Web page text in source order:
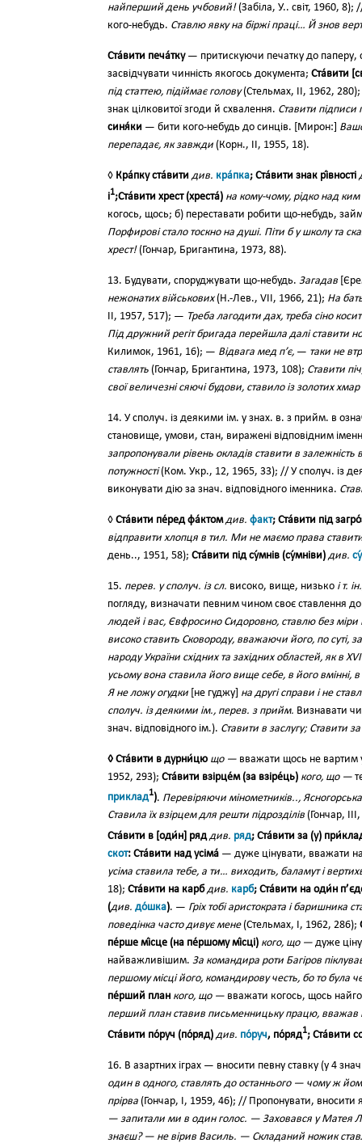
найперший день учбовий!(Забіла, У.. світ, 1960, 8);
кого-небудь. Ставлю явку на біржі праці… Й знов
Ста́вити печа́тку— притискуючи печатку до паперу,
засвідчувати чинність якогось документа; Ста́вити
під статтею, підіймає голову(Стельмах, II, 1962, 280);
знак цілковитої згоди й схвалення. Ставити підписи
синя́ки — бити кого-небудь до синців. [Мирон:]
перепадає, як завжди (Корн., II, 1955, 18).
◊ Кра́пку ста́вити див. кра́пка; Ста́вити знак рі́вності
і1;Ста́вити хрест (хреста́) на кому-чому, рідко над
когось, щось; б) переставати робити що-небудь,
Порфирові стало тоскно на душі. Піти б у школу та
хрест!(Гончар, Бригантина, 1973, 88).
13. Будувати, споруджувати що-небудь. Загадав
нежонатих військових(Н.-Лев., VII, 1966, 21); На
ІІ, 1957, 517); — Треба лагодити дах, треба сіно
Під дружний регіт бригада перейшла далі ставити
Килимок, 1961, 16); — Відвага мед п’є, — таки не
ставлять (Гончар, Бригантина, 1973, 108); Ставити
свої величезні сяючі будови, ставило із золотих
14. У сполуч. із деякими ім. у знах. в. з прийм. в
становище, умови, стан, виражені відповідним
запропонували рівень окладів ставити в залежність
потужності(Ком. Укр., 12, 1965, 33); // У сполуч. із
виконувати дію за знач. відповідного іменника.
◊ Ста́вити пе́ред фа́ктом див. факт; Ста́вити під
відправити хлопця в тил. Ми не маємо права
день.., 1951, 58); Ста́вити під су́мнів (су́мніви) див.
15. перев. у сполуч. із сл. високо, вище, низько і т.
погляду, визначати певним чином своє ставлення
людей і вас, Євфросино Сидоровно, ставлю без міри
високо ставить Сковороду, вважаючи його, по суті,
народу України східних та західних областей, як в
усьому вона ставила його вище себе, в його вмінні, в
Я не ложу огудки [не гуджу] на другі справи і не
сполуч. із деякими ім., перев. з прийм. Визнавати
знач. відповідного ім.). Ставити в заслугу; Ставити
◊ Ста́вити в дурни́цю що — вважати щось не
1952, 293); Ста́вити взірце́м (за взіре́ць) кого, що —
приклад1). Перевіряючи мінометників..,
Ставила їх взірцем для решти підрозділів (Гончар,
Ста́вити в [оди́н] ряд див. ряд; Ста́вити за (у)
скот: Ста́вити над усіма́ — дуже цінувати, вважати
усіма ставила тебе, а ти… виходить, баламут і
18); Ста́вити на карб див. карб; Ста́вити на оди́н
(див. до́шка). — Гріх тобі аристократа і баришника
поведінка часто дивує мене(Стельмах, І, 1962, 286);
пе́рше мі́сце (на пе́ршому мі́сці) кого, що — дуже
найважливішим. За командира роти Багіров
першому місці його, командирову честь, бо то була
пе́рший план кого, що — вважати когось, щось
перший план ставив письменницьку працю, вважав
Ста́вити по́руч (по́ряд) див. по́руч, по́ряд1; Ста́вити
16. В азартних іграх — вносити певну ставку (у 4
один в одного, ставлять до останнього — чому ж
прірва (Гончар, І, 1959, 46); // Пропонувати,
— запитали ми в один голос. — Заховався у Матея
знаєш? — не вірив Василь. — Складаний ножик